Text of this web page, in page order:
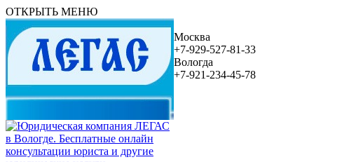
ОТКРЫТЬ МЕНЮ
Москва
+7-929-527-81-33
Вологда
+7-921-234-45-78